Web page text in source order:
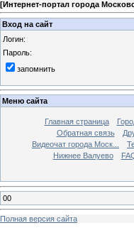
[Интернет-портал города
Вход на сайт
Логин:
Пароль:
запомнить
Меню сайта
Главная страница
Обратная связь
Видеочат города Моск...
Нижнее Валуево
00
Полная версия сайта